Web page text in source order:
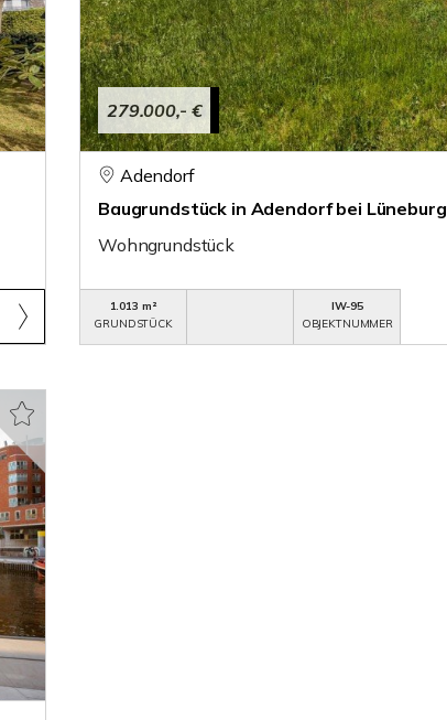
279.000,- €
Adendorf
Baugrundstück in Adendorf bei Lüneburg
Wohngrundstück
1.013 m²
GRUNDSTÜCK
IW-95
OBJEKTNUMMER